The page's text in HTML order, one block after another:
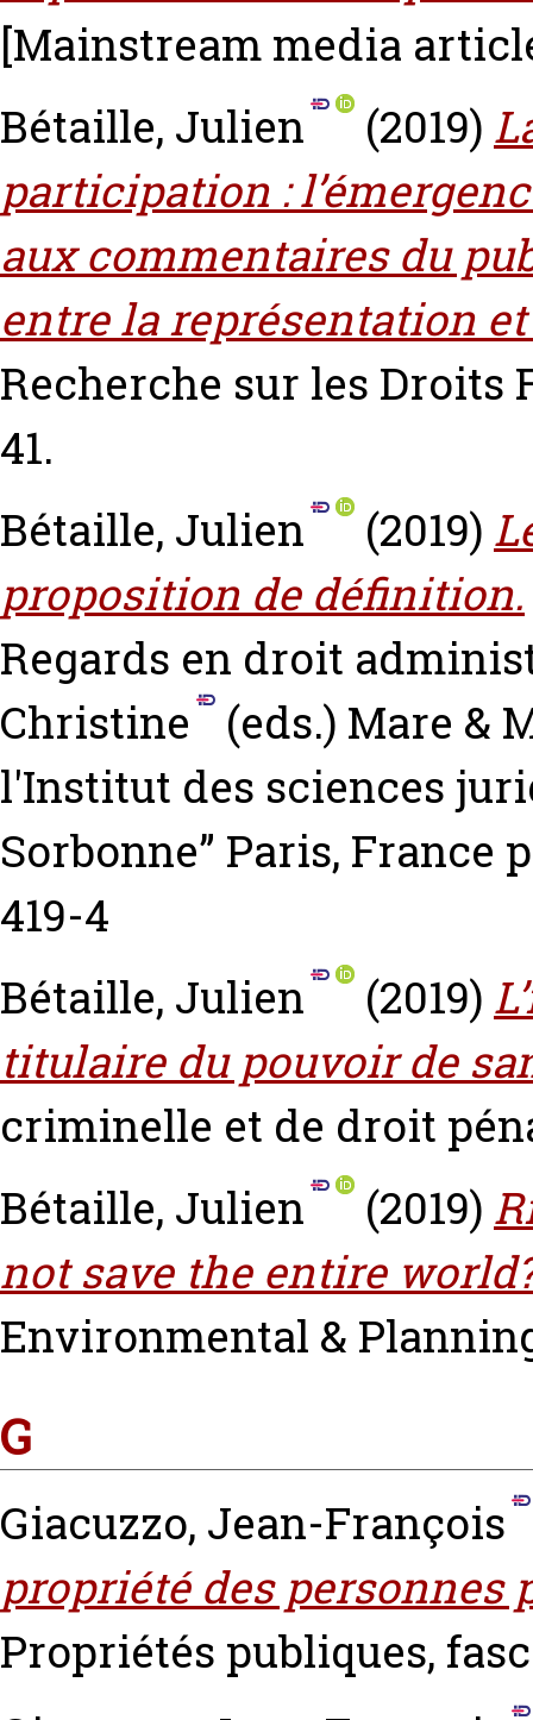
[Mainstream media
Bétaille, Julien
(2019)
participation :
aux commentaires du
entre la représentation
Recherche sur les Droits
41.
Bétaille, Julien
(2019)
proposition de définition.
Regards en droit
Christine
(eds.) Mare &
l'Institut des sciences
Sorbonne” Paris, France
419-4
Bétaille, Julien
(2019)
titulaire du pouvoir de
criminelle et de droit
Bétaille, Julien
(2019)
not save the entire
Environmental &
G
Giacuzzo, Jean-François
propriété des personnes
Propriétés publiques,